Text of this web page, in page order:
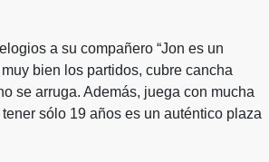
a su compañero “Jon es un
bien los partidos, cubre cancha
se arruga. Además, juega con mucha
sólo 19 años es un auténtico plaza